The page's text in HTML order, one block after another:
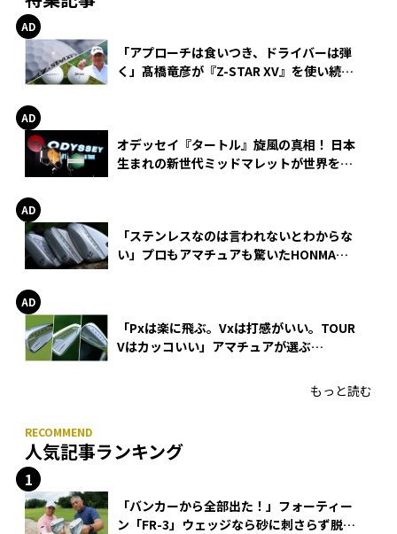
「アプローチは食いつき、ドライバーは弾
く」髙橋竜彦が『Z-STAR XV』を使い続け
オデッセイ『タートル』旋風の真相！ 日本
生まれの新世代ミッドマレットが世界を席
「ステンレスなのは言われないとわからな
い」プロもアマチュアも驚いたHONMA
「Pxは楽に飛ぶ。Vxは打感がいい。TOUR
Vはカッコいい」アマチュアが選ぶ
もっと読む
人気記事ランキング
「バンカーから全部出た！」フォーティー
ン「FR-3」ウェッジなら砂に刺さらず脱出